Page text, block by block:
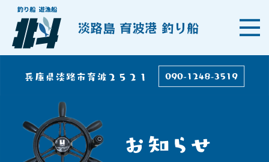
淡路島 育波港 釣り船